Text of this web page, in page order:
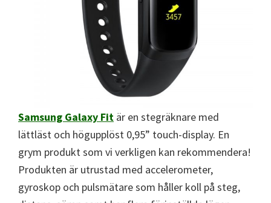
Samsung Galaxy Fit är en stegräknare med
lättläst och högupplöst 0,95” touch-display. En
grym produkt som vi verkligen kan rekommendera!
Produkten är utrustad med accelerometer,
gyroskop och pulsmätare som håller koll på steg,